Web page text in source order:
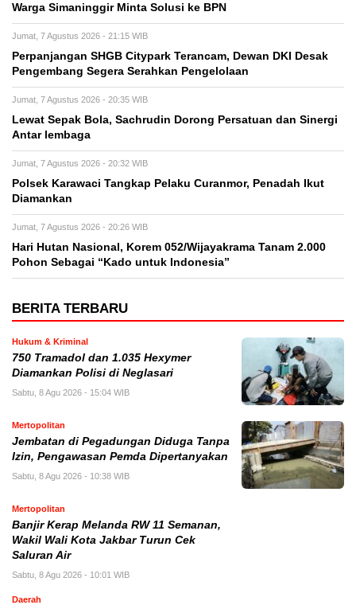
Warga Simaninggir Minta Solusi ke BPN
Jumat, 7 Agustus 2026 - 21:15 WIB
Perpanjangan SHGB Citypark Terancam, Dewan DKI Desak
Pengembang Segera Serahkan Pengelolaan
Jumat, 7 Agustus 2026 - 20:35 WIB
Lewat Sepak Bola, Sachrudin Dorong Persatuan dan Sinergi
Antar lembaga
Jumat, 7 Agustus 2026 - 20:32 WIB
Polsek Karawaci Tangkap Pelaku Curanmor, Penadah Ikut
Diamankan
Jumat, 7 Agustus 2026 - 20:26 WIB
Hari Hutan Nasional, Korem 052/Wijayakrama Tanam 2.000
Pohon Sebagai “Kado untuk Indonesia”
BERITA TERBARU
Hukum & Kriminal
750 Tramadol dan 1.035 Hexymer
Diamankan Polisi di Neglasari
Sabtu, 8 Agu 2026 - 15:04 WIB
Mertopolitan
Jembatan di Pegadungan Diduga Tanpa
Izin, Pengawasan Pemda Dipertanyakan
Sabtu, 8 Agu 2026 - 10:38 WIB
Mertopolitan
Banjir Kerap Melanda RW 11 Semanan,
Wakil Wali Kota Jakbar Turun Cek
Saluran Air
Sabtu, 8 Agu 2026 - 10:01 WIB
Daerah